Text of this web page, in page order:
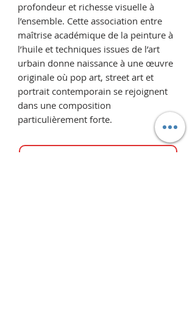
profondeur et richesse visuelle à
l’ensemble. Cette association entre
maîtrise académique de la peinture à
l’huile et techniques issues de l’art
urbain donne naissance à une œuvre
originale où pop art, street art et
portrait contemporain se rejoignent
dans une composition
particulièrement forte.